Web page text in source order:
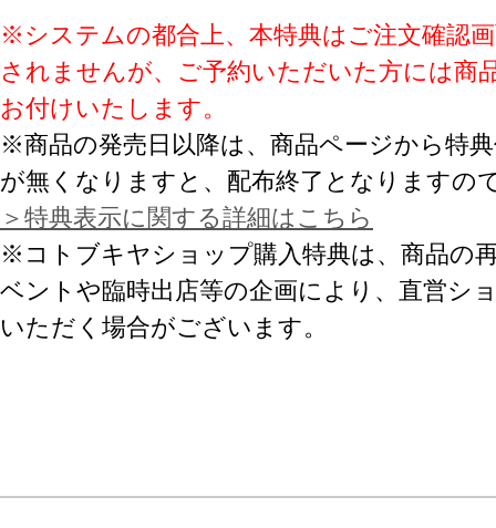
※システムの都合上、本特典はご注文確認
されませんが、ご予約いただいた方には商
お付けいたします。
※商品の発売日以降は、商品ページから特
が無くなりますと、配布終了となりますの
＞特典表示に関する詳細はこちら
※コトブキヤショップ購入特典は、商品の
ベントや臨時出店等の企画により、直営シ
いただく場合がございます。